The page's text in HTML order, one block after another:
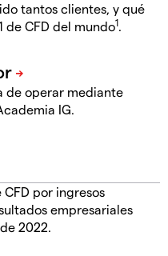
tantos clientes, y qué
de CFD del mundo1.
de operar mediante
IG.
por ingresos
empresariales
2022.